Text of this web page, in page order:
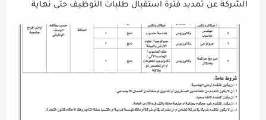
الشركة عن تمديد فترة استقبال طلبات التوظيف حتى نهاية
إتاحة الفرصة الكافية أمام الجميع لاستكمال إجراءات التقديم.